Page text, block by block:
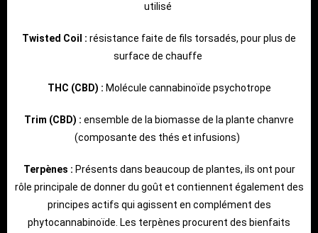
utilisé
Twisted Coil : résistance faite de fils torsadés, pour plus de
surface de chauffe
THC (CBD) : Molécule cannabinoïde psychotrope
Trim (CBD) : ensemble de la biomasse de la plante chanvre
(composante des thés et infusions)
Terpènes : Présents dans beaucoup de plantes, ils ont pour
rôle principale de donner du goût et contiennent également des
principes actifs qui agissent en complément des
phytocannabinoïde. Les terpènes procurent des bienfaits